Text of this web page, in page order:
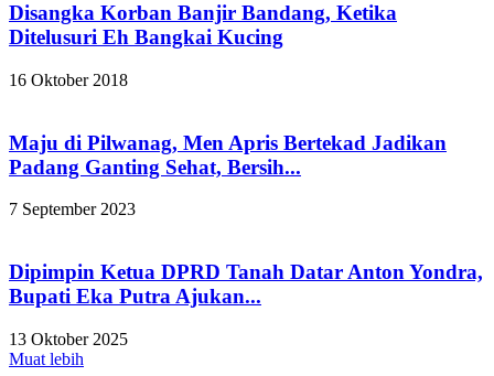
Disangka Korban Banjir Bandang, Ketika
Ditelusuri Eh Bangkai Kucing
16 Oktober 2018
Maju di Pilwanag, Men Apris Bertekad Jadikan
Padang Ganting Sehat, Bersih...
7 September 2023
Dipimpin Ketua DPRD Tanah Datar Anton Yondra,
Bupati Eka Putra Ajukan...
13 Oktober 2025
Muat lebih